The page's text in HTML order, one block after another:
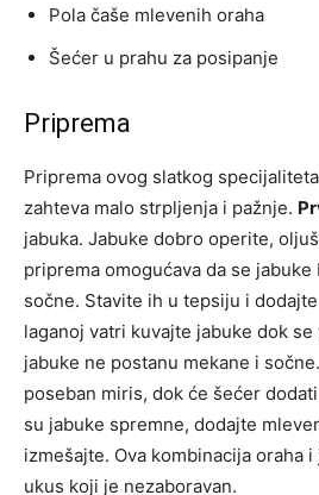
Pola čaše mlevenih oraha
Šećer u prahu za posipanje
Priprema
Priprema ovog slatkog
zahteva malo strpljenja i pažnje.
jabuka. Jabuke dobro operite,
priprema omogućava da se
sočne. Stavite ih u tepsiju i
laganoj vatri kuvajte jabuke dok se
jabuke ne postanu mekane i
poseban miris, dok će šećer
su jabuke spremne, dodajte
izmešajte. Ova kombinacija oraha
ukus koji je nezaboravan.